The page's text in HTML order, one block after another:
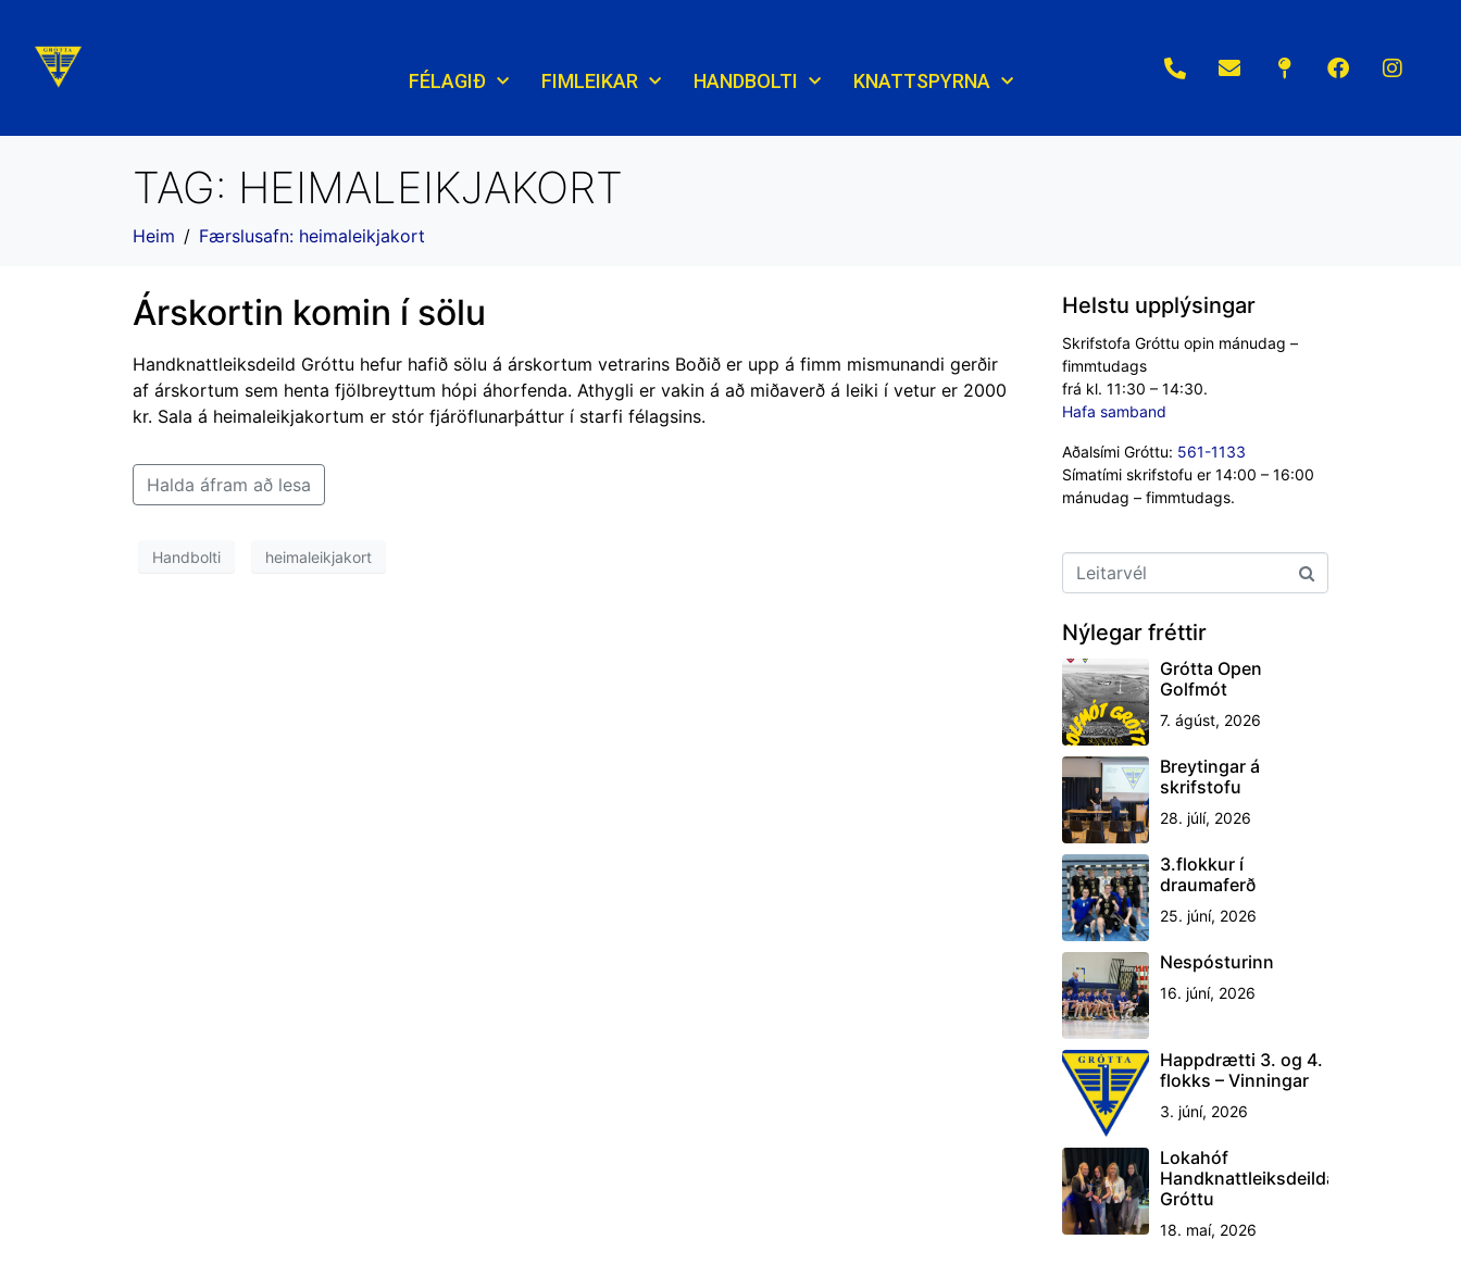
FÉLAGIÐ FIMLEIKAR HANDBOLTI KNATTSPYRNA
TAG: HEIMALEIKJAKORT
Heim Færslusafn: heimaleikjakort
Árskortin komin í sölu
Handknattleiksdeild Gróttu hefur hafið sölu á árskortum vetrarins Boðið er upp á fimm mismunandi gerðir
af árskortum sem henta fjölbreyttum hópi áhorfenda. Athygli er vakin á að miðaverð á leiki í vetur er 2000
kr. Sala á heimaleikjakortum er stór fjáröflunarþáttur í starfi félagsins.
Halda áfram að lesa
Handbolti heimaleikjakort
Helstu upplýsingar
Skrifstofa Gróttu opin mánudag –
fimmtudags
frá kl. 11:30 – 14:30.
Hafa samband
Aðalsími Gróttu: 561-1133
Símatími skrifstofu er 14:00 – 16:00
mánudag – fimmtudags.
Nýlegar fréttir
Grótta Open
Golfmót
7. ágúst, 2026
Breytingar á
skrifstofu
28. júlí, 2026
3.flokkur í
draumaferð
25. júní, 2026
Nespósturinn
16. júní, 2026
Happdrætti 3. og 4.
flokks – Vinningar
3. júní, 2026
Lokahóf
Handknattleiksdeildar
Gróttu
18. maí, 2026